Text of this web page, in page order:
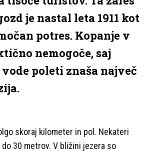
je nastal leta 1911 kot
potres. Kopanje v
nemogoče, saj
poleti znaša največ
skoraj kilometer in pol. Nekateri
30 metrov. V bližini jezera so